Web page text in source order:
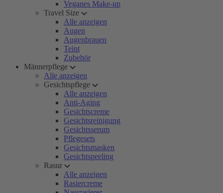
Veganes Make-up
Travel Size
Alle anzeigen
Augen
Augenbrauen
Teint
Zubehör
Männerpflege
Alle anzeigen
Gesichtspflege
Alle anzeigen
Anti-Aging
Gesichtscreme
Gesichtsreinigung
Gesichtsserum
Pflegesets
Gesichtsmasken
Gesichtspeeling
Rasur
Alle anzeigen
Rasiercreme